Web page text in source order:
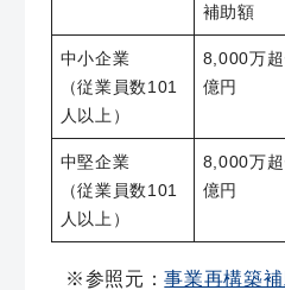
補助額
中小企業
（従業員数101
人以上）
8,000万超
億円
中堅企業
（従業員数101
人以上）
8,000万超
億円
※参照元：事業再構築